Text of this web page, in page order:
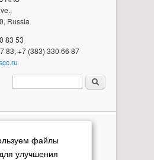
файлы
улучшения
Russia
83 53
83, +7 (383) 330 66 87
Search form